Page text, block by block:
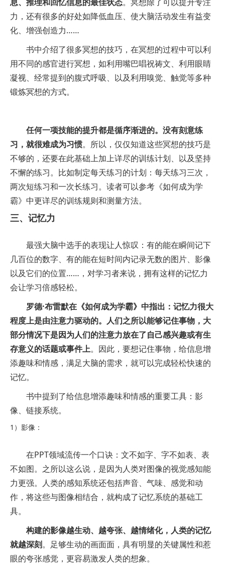
力，还有很多的好处如降低血压、使大脑活动发生有益变
化、增强创造力……
书中介绍了很多冥想的技巧，在冥想的过程中可以利
用不同的感官进行冥想，如利用嘴巴唱祝祷文、利用眼睛
凝视、经常提到的腹式呼吸、以及利用嗅觉、触觉等多种
锻炼冥想的方式。
任何一项技能的提升都是循序渐进的。没有刻意练
习，就很难成为习惯。所以，仅仅知道这些冥想的技巧是
不够的，还要在此基础上加上详尽的训练计划、以及坚持
不懈的练习。比如制定每天练习的计划：每天练习三次，
两次短练习和一次长练习。读者可以参考《如何成为学
霸》中更详尽的训练规则和测量方法。
三、记忆力
最强大脑中选手的表现让人惊叹：有的能在瞬间记下
几百位的数字、有的能在短时间内记录无数的图片、影像
以及它们的位置……，对学习者来说，拥有这样的记忆力
会让学习倍感轻松。
罗德·布雷默在《如何成为学霸》中指出：记忆力很大
程度上是由注意力驱动的。人们之所以能够记住事物，大
部分情况下是因为人们的注意力放在了自己感兴趣或有生
存意义的话题或事件上。因此，要想记住事物，给信息增
添趣味和情感，满足大脑的需求，就可以完成轻松快速的
记忆。
书中提到了给信息增添趣味和情感的重要工具：影
像、链接系统。
1）影像：
在PPT领域流传一个口诀：文不如字、字不如表、表
不如图。之所以这么说，是因为人类对图像的视觉感知能
力更强。人类的感知系统还包括声音、气味、感觉和动
作，将这些与图像相结合，就构成了记忆系统的基础工
具。
构建的影像越生动、越夸张、越情绪化，人类的记忆
就越深刻。足够生动的画面面，具有明显的关键属性和惹
眼的夸张感觉，更容易激发人类的想象。